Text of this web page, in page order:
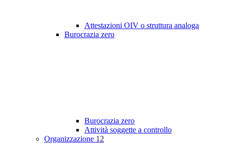
Attestazioni OIV o struttura analoga
Burocrazia zero
Burocrazia zero
Attività soggette a controllo
Organizzazione 12